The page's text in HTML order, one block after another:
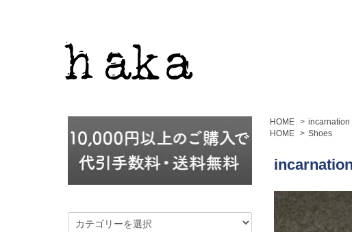
HOME > incarnation
HOME
> Shoes